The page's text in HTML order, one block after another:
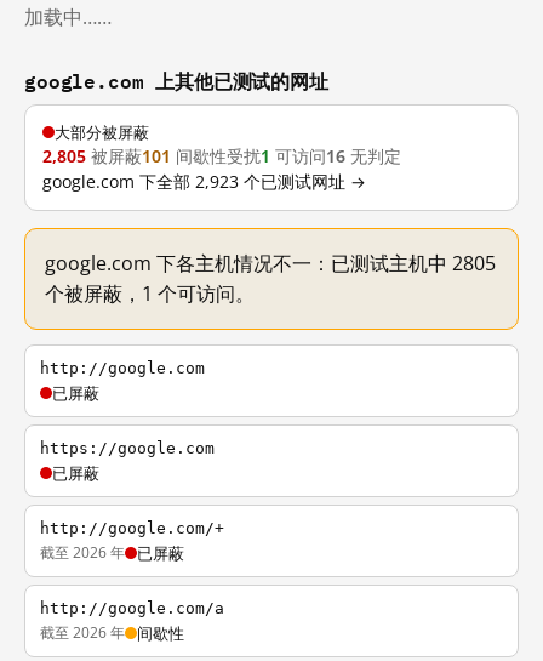
加载中……
google.com 上其他已测试的网址
大部分被屏蔽
2,805 被屏蔽101 间歇性受扰1 可访问16 无判定
google.com 下全部 2,923 个已测试网址 →
google.com 下各主机情况不一：已测试主机中 2805
个被屏蔽，1 个可访问。
http://google.com
已屏蔽
https://google.com
已屏蔽
http://google.com/+
截至 2026 年 已屏蔽
http://google.com/a
截至 2026 年 间歇性